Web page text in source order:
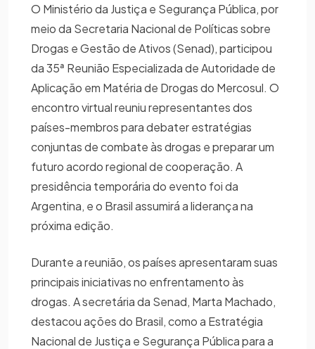
O Ministério da Justiça e Segurança Pública, por
meio da Secretaria Nacional de Políticas sobre
Drogas e Gestão de Ativos (Senad), participou
da 35ª Reunião Especializada de Autoridade de
Aplicação em Matéria de Drogas do Mercosul. O
encontro virtual reuniu representantes dos
países-membros para debater estratégias
conjuntas de combate às drogas e preparar um
futuro acordo regional de cooperação. A
presidência temporária do evento foi da
Argentina, e o Brasil assumirá a liderança na
próxima edição.
Durante a reunião, os países apresentaram suas
principais iniciativas no enfrentamento às
drogas. A secretária da Senad, Marta Machado,
destacou ações do Brasil, como a Estratégia
Nacional de Justiça e Segurança Pública para a